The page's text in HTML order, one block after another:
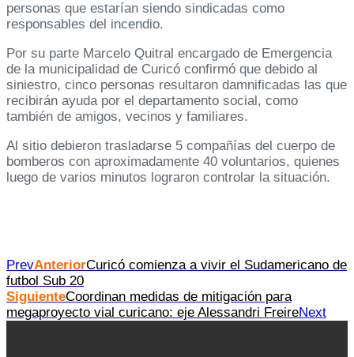
personas que estarían siendo sindicadas como
responsables del incendio.
Por su parte Marcelo Quitral encargado de Emergencia
de la municipalidad de Curicó confirmó que debido al
siniestro, cinco personas resultaron damnificadas las que
recibirán ayuda por el departamento social, como
también de amigos, vecinos y familiares.
Al sitio debieron trasladarse 5 compañías del cuerpo de
bomberos con aproximadamente 40 voluntarios, quienes
luego de varios minutos lograron controlar la situación.
PrevAnteriorCuricó comienza a vivir el Sudamericano de
futbol Sub 20
SiguienteCoordinan medidas de mitigación para
megaproyecto vial curicano: eje Alessandri FreireNext